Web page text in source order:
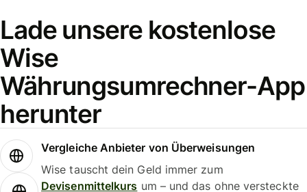
Lade unsere kostenlose
Wise
Währungsumrechner-App
herunter
Vergleiche Anbieter von Überweisungen
Wise tauscht dein Geld immer zum
Devisenmittelkurs um – und das ohne versteckte